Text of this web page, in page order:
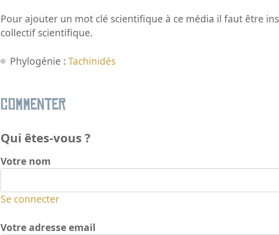
Pour ajouter un mot clé scientifique à ce média il faut être
collectif scientifique.
Phylogénie :Tachinidés
Commenter
Qui êtes-vous ?
Votre nom
Se connecter
Votre adresse email